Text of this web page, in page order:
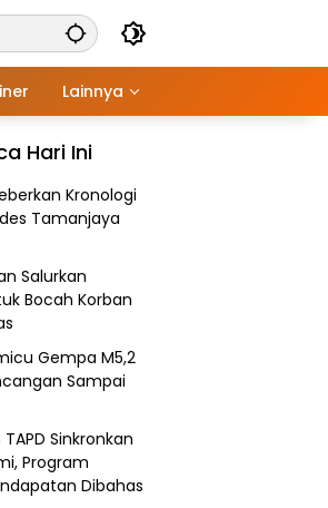
Lainnya
Hari Ini
Kronologi
Tamanjaya
Salurkan
Bocah Korban
Gempa M5,2
Sampai
Sinkronkan
Program
Dibahas